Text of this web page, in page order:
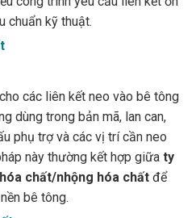
chuẩn kỹ thuật.
dùng trong bản mã, lan can,
phụ trợ và các vị trí cần neo
này thường kết hợp giữaty
chất/nhộng hóa chấtđể
bê tông.